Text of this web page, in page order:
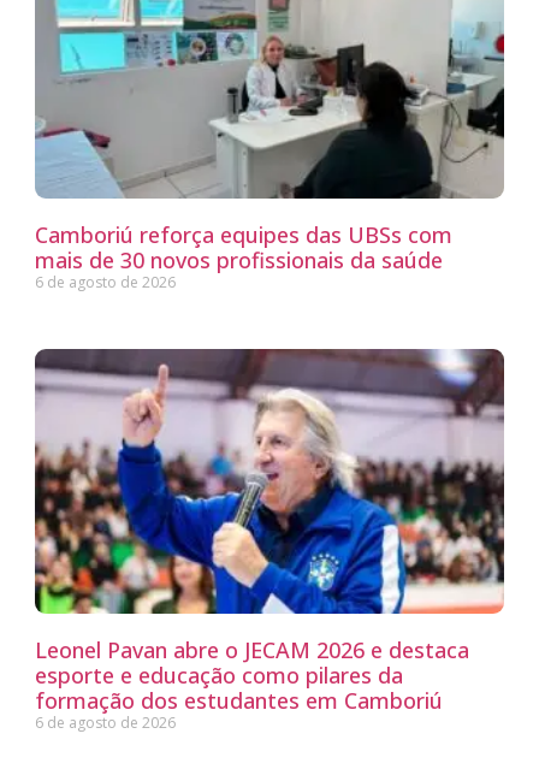
Camboriú reforça equipes das UBSs com
mais de 30 novos profissionais da saúde
6 de agosto de 2026
Leonel Pavan abre o JECAM 2026 e destaca
esporte e educação como pilares da
formação dos estudantes em Camboriú
6 de agosto de 2026